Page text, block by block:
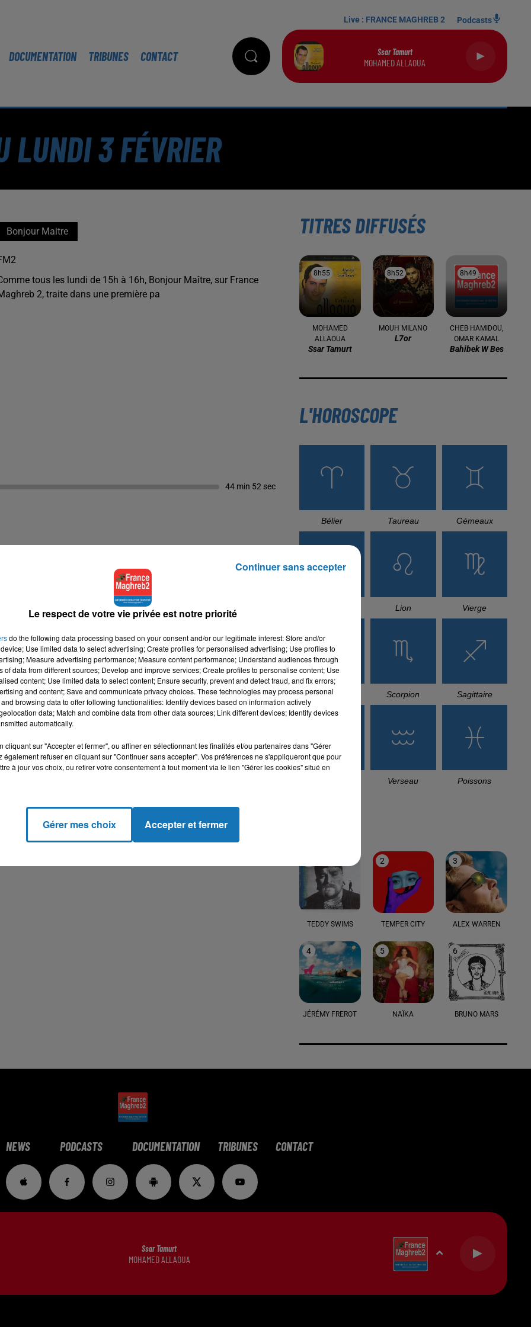
DOCUMENTATION TRIBUNES CONTACT
Live : FRANCE MAGHREB 2 Podcasts
Ssar Tamurt
MOHAMED ALLAOUA
LUNDI 3 FÉVRIER
Bonjour Maitre
tous les lundi de 15h à 16h, Bonjour Maître, sur France
2, traite dans une première pa
44 min 52 sec
Maghreb 2, traite dans une première partie une thématique.
brulant de l'actualité : immigration et nouvelle circulaire de
Les auditeurs sollicitent Maître Boukhelifa sur des
pour plus d'informations.
TITRES DIFFUSÉS
8h55
8h55
MOHAMED
ALLAOUA
Ssar Tamurt
8h52
8h52
MOUH MILANO
L7or
8h49
8h49
CHEB HAMIDOU,
OMAR KAMAL
Bahibek W Bes
L'HOROSCOPE
Bélier Taureau Gémeaux
Lion Vierge
Balance Scorpion Sagittaire
Verseau Poissons
TEDDY SWIMS
2
TEMPER CITY
3
ALEX WARREN
4
JÉRÉMY FREROT
5
NAÏKA
6
BRUNO MARS
NEWS PODCASTS DOCUMENTATION TRIBUNES CONTACT
Ssar Tamurt
MOHAMED ALLAOUA
Le respect de votre vie privée est notre priorité
do the following data processing based on your consent and/or our legitimate interest: Store and/or
Use limited data to select advertising; Create profiles for personalised advertising; Use profiles to
Measure advertising performance; Measure content performance; Understand audiences through
of data from different sources; Develop and improve services; Create profiles to personalise content; Use
content; Use limited data to select content; Ensure security, prevent and detect fraud, and fix errors;
and content; Save and communicate privacy choices. These technologies may process personal
browsing data to offer following functionalities: Identify devices based on information actively
data; Match and combine data from other data sources; Link different devices; Identify devices
automatically.
cliquant sur "Accepter et fermer", ou affiner en sélectionnant les finalités et/ou partenaires dans "Gérer
également refuser en cliquant sur "Continuer sans accepter". Vos préférences ne s'appliqueront que pour
à jour vos choix, ou retirer votre consentement à tout moment via le lien "Gérer les cookies" situé en
Gérer mes choix Accepter et fermer
Continuer sans accepter